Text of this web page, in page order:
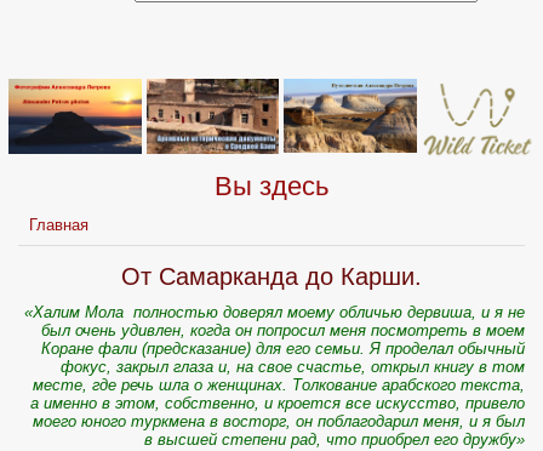
Вы здесь
Главная
От Самарканда до Карши.
«Халим Мола полностью доверял моему обличью дервиша, и я не
был очень удивлен, когда он попросил меня посмотреть в моем
Коране фали (предсказание) для его семьи.Я проделал обычный
фокус, закрыл глаза и, на свое счастье, открыл книгу в том
месте, где речь шла о женщинах. Толкование арабского текста,
а именно в этом, собственно, и кроется все искусство, привело
моего юного туркмена в восторг, он поблагодарил меня, и я был
в высшей степени рад, что приобрел его дружбу»